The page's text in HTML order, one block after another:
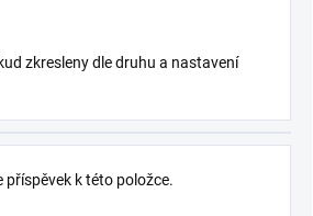
zkresleny dle druhu a nastavení
příspěvek k této položce.